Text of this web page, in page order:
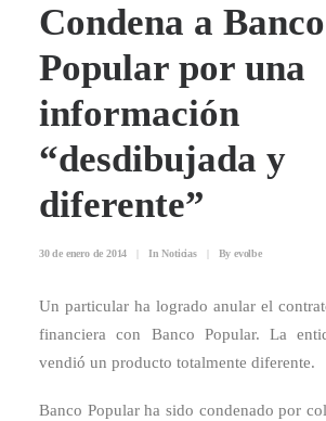
Condena a Banco
Popular por una
información
“desdibujada y
diferente”
30 de enero de 2014 InNoticias Byevolbe
Un particular ha logrado anular el
financiera con Banco Popular. La
vendió un producto totalmente diferente.
Banco Popular ha sido condenado por